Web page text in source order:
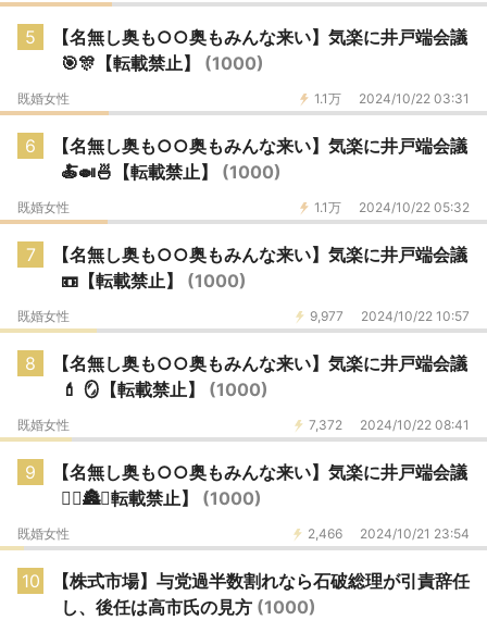
5
【名無し奥も○○奥もみんな来い】気楽に井戸端会議
🎯🎊【転載禁止】 (1000)
1.1万 2024/10/22 03:31
既婚女性
6
【名無し奥も○○奥もみんな来い】気楽に井戸端会議
🍝🍛🍜【転載禁止】 (1000)
1.1万 2024/10/22 05:32
既婚女性
7
【名無し奥も○○奥もみんな来い】気楽に井戸端会議
📼【転載禁止】 (1000)
9,977 2024/10/22 10:57
既婚女性
8
【名無し奥も○○奥もみんな来い】気楽に井戸端会議
💄 🪞【転載禁止】 (1000)
7,372 2024/10/22 08:41
既婚女性
9
【名無し奥も○○奥もみんな来い】気楽に井戸端会議
🏃‍♀️🏯⛲️転載禁止】 (1000)
2,466 2024/10/21 23:54
既婚女性
10
【株式市場】与党過半数割れなら石破総理が引責辞任
し、後任は高市氏の見方 (1000)